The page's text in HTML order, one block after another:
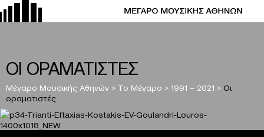
ΟΙ ΟΡΑΜΑΤΙΣΤΕΣ
Μέγαρο Μουσικής Αθηνών > Το Μέγαρο > 1991 – 2021 > Οι
οραματιστές